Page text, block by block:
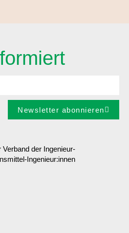
Newsletter abonnieren
der Ingenieur-
Ingenieur:innen